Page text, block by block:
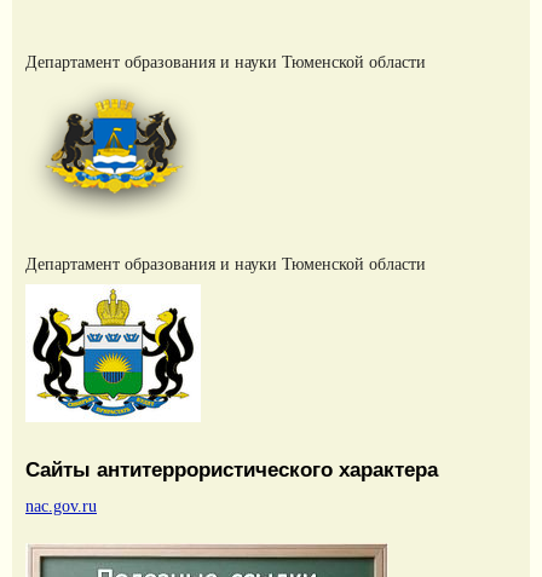
Департамент образования и науки Тюменской области
Департамент образования и науки Тюменской области
Сайты антитеррористического характера
nac.gov.ru